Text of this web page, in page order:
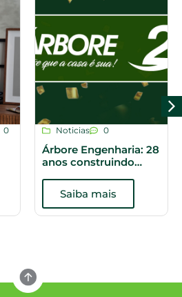
0 Noticias 0
Árbore Engenharia: 28
anos construindo
Saiba mais